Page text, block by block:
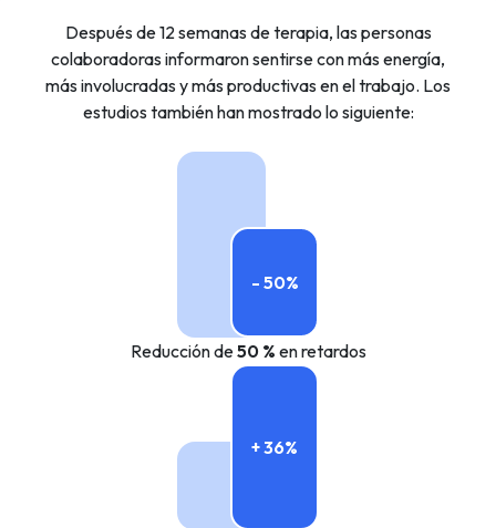
Después de 12 semanas de terapia, las personas
colaboradoras informaron sentirse con más energía,
más involucradas y más productivas en el trabajo. Los
estudios también han mostrado lo siguiente:
- 50%
Reducción de50 % en retardos
+ 36%